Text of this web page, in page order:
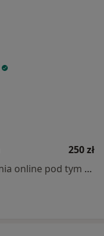
250 zł
Specjalista nie oferuje umawiania online pod tym adresem.